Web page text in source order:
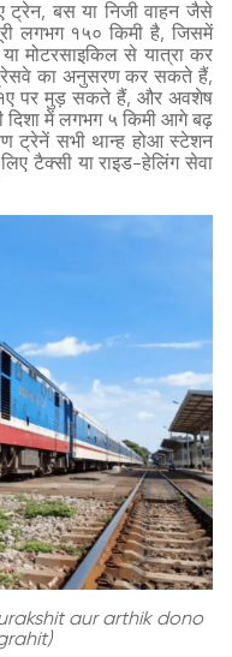
ट्रेन, बस या निजी वाहन जैसे
लगभग १५० किमी है, जिसमें
मोटरसाइकिल से यात्रा कर
का अनुसरण कर सकते हैं,
१ए पर मुड़ सकते हैं, और अवशेष
दिशा में लगभग ५ किमी आगे बढ़
ट्रेनें सभी थान्ह होआ स्टेशन
टैक्सी या राइड-हेलिंग सेवा
aur arthik dono